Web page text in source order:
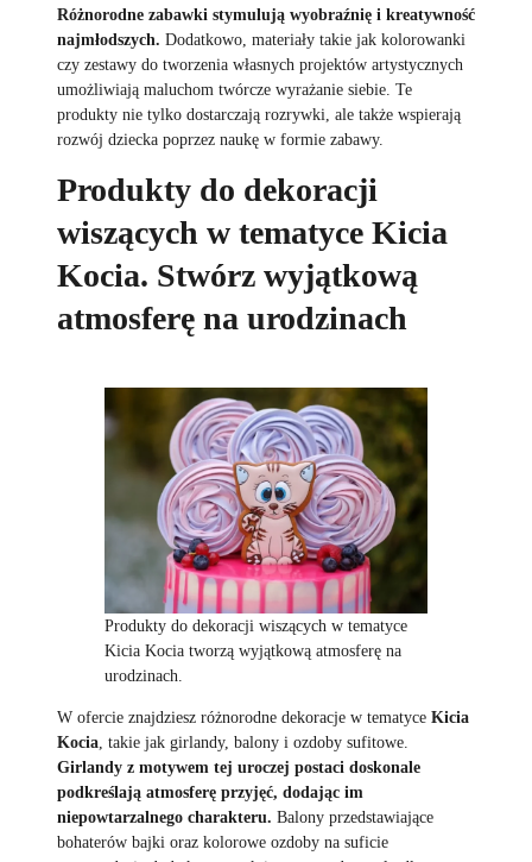
Różnorodne zabawki stymulują wyobraźnię i kreatywność
najmłodszych. Dodatkowo, materiały takie jak kolorowanki
czy zestawy do tworzenia własnych projektów artystycznych
umożliwiają maluchom twórcze wyrażanie siebie. Te
produkty nie tylko dostarczają rozrywki, ale także wspierają
rozwój dziecka poprzez naukę w formie zabawy.
Produkty do dekoracji
wiszących w tematyce Kicia
Kocia. Stwórz wyjątkową
atmosferę na urodzinach
Produkty do dekoracji wiszących w tematyce
Kicia Kocia tworzą wyjątkową atmosferę na
urodzinach.
W ofercie znajdziesz różnorodne dekoracje w tematyce Kicia
Kocia, takie jak girlandy, balony i ozdoby sufitowe.
Girlandy z motywem tej uroczej postaci doskonale
podkreślają atmosferę przyjęć, dodając im
niepowtarzalnego charakteru. Balony przedstawiające
bohaterów bajki oraz kolorowe ozdoby na suficie